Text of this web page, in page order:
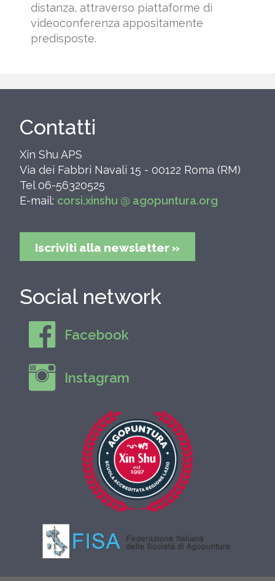
distanza, attraverso piattaforme di
videoconferenza appositamente
predisposte.
Contatti
Xin Shu APS
Via dei Fabbri Navali 15 - 00122 Roma (RM)
Tel 06-56320525
E-mail: corsi.xinshu @ agopuntura.org
Iscriviti alla newsletter »
Social network
Facebook
Instagram